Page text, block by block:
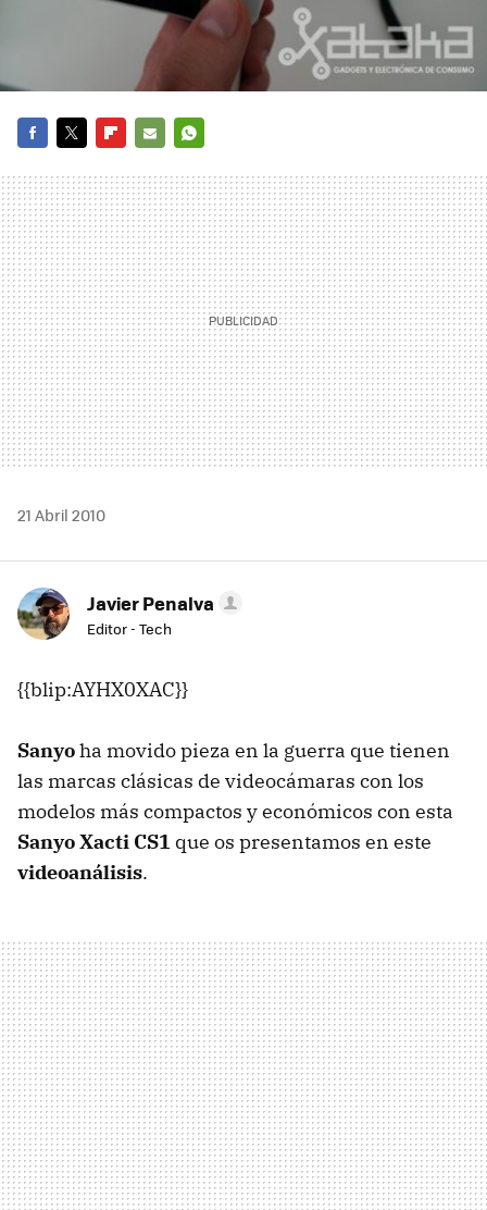
MAIL
21 Abril 2010
Javier Penalva
Editor - Tech
{{blip:AYHX0XAC}}
Sanyoha movido pieza en la guerra que tienen
las marcas clásicas de videocámaras con los
modelos más compactos y económicos con esta
Sanyo Xacti CS1 que os presentamos en este
videoanálisis.